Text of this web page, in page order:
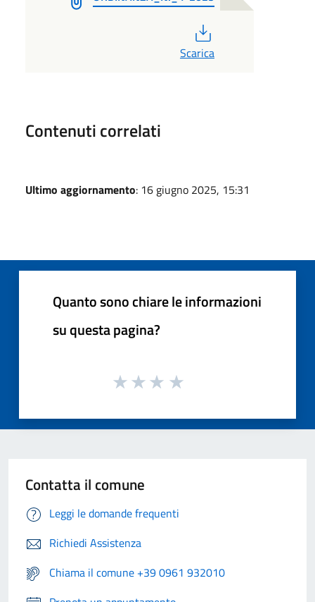
Scarica
Contenuti correlati
Ultimo aggiornamento: 16 giugno 2025, 15:31
Quanto sono chiare le informazioni
su questa pagina?
Contatta il comune
Leggi le domande frequenti
Richiedi Assistenza
Chiama il comune +39 0961 932010